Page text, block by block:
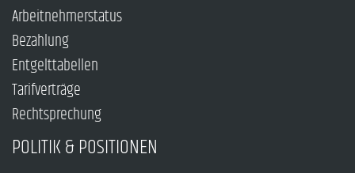
Arbeitnehmerstatus
Bezahlung
Entgelttabellen
Tarifverträge
Rechtsprechung
POLITIK & POSITIONEN